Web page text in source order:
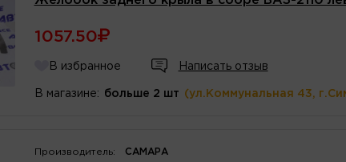
1057.50
В избранное Написать отзыв
В магазине: больше 2 шт (ул.Коммунальная 43,
Производитель: САМАРА